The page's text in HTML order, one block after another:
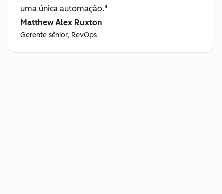
uma única automação."
Matthew Alex Ruxton
Gerente sênior, RevOps